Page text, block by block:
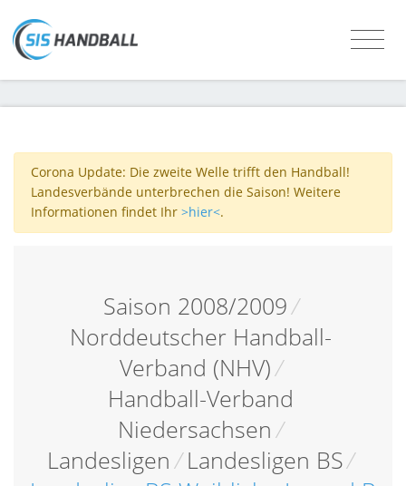
Corona Update: Die zweite Welle trifft den Handball!
Landesverbände unterbrechen die Saison! Weitere
Informationen findet Ihr >hier<.
Saison 2008/2009/
Norddeutscher Handball-
Verband (NHV)/
Handball-Verband
Niedersachsen /
Landesligen/ Landesligen BS/